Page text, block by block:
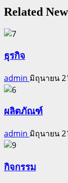
Related
ธุรกิจ
admin มิถุนายน
ผลิตภัณฑ์
admin มิถุนายน
กิจกรรม